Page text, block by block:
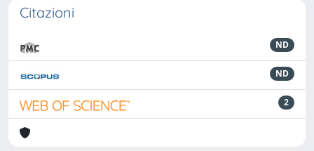
Citazioni
ND
ND
2